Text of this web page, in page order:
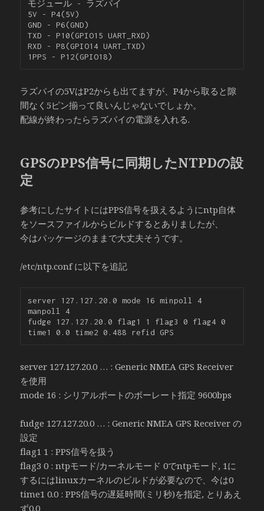
モジュール - ラズパイ
5V - P4(5V)
GND - P6(GND)
TXD - P10(GPIO15 UART_RXD)
RXD - P8(GPIO14 UART_TXD)
ラズパイの5VはP2からも出てますが、P4から取ると隙
間なく5ピン揃って良いんじゃないでしょか。
配線が終わったらラズパイの電源を入れる.
GPSのPPS信号に同期したNTPDの設
定
参考にしたサイトにはPPS信号を扱えるようにntp自体
をソースファイルからビルドするとありましたが、
今はパッケージのままで大丈夫そうです。
/etc/ntp.conf に以下を追記
server 127.127.20.0 mode 16 minpoll 4
manpoll 4
fudge 127.127.20.0 flag1 1 flag3 0 flag4 0
server 127.127.20.0 … : Generic NMEA GPS Receiver
を使用
mode 16 : シリアルポートのボーレート指定 9600bps
fudge 127.127.20.0 … : Generic NMEA GPS Receiver の
設定
flag1 1 : PPS信号を扱う
flag3 0 : ntpモード/カーネルモード 0でntpモード, 1に
するにはlinuxカーネルのビルドが必要なので、今は0
time1 0.0 : PPS信号の遅延時間(ミリ秒)を指定, とりあえ
ず0.0